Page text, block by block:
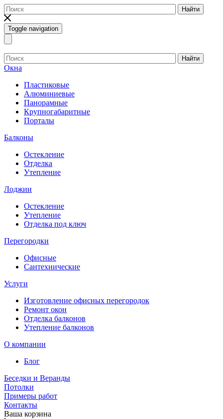
Найти
Toggle navigation
Найти
Окна
Пластиковые
Алюминиевые
Панорамные
Крупногабаритные
Порталы
Балконы
Остекление
Отделка
Утепление
Лоджии
Остекление
Утепление
Отделка под ключ
Перегородки
Офисные
Сантехнические
Услуги
Изготовление офисных перегородок
Ремонт окон
Отделка балконов
Утепление балконов
О компании
Блог
Беседки и Веранды
Потолки
Примеры работ
Контакты
Ваша корзина